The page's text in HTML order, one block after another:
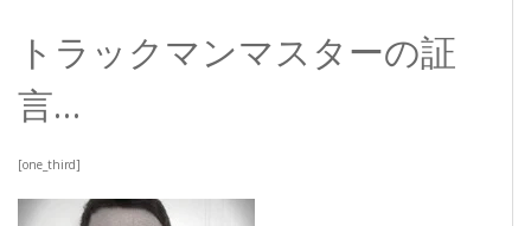
トラックマンマスターの証
言…
[one_third]